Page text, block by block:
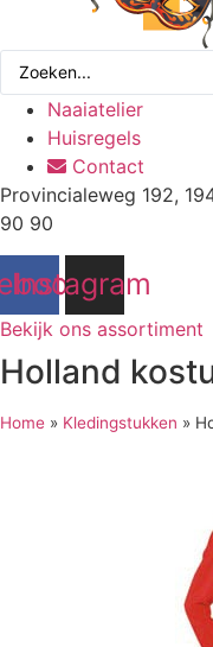
Search
Naaiatelier
Huisregels
Contact
Provincialeweg 192,
90 90
Instagram
Bekijk ons assortiment
Holland
Home » Kledingstukken »